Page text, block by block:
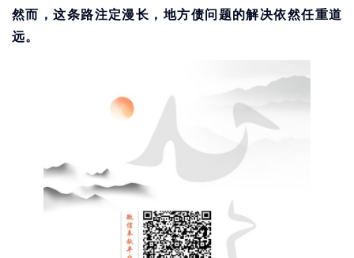
然而，这条路注定漫长，地方债问题的解决依然任重道
远。